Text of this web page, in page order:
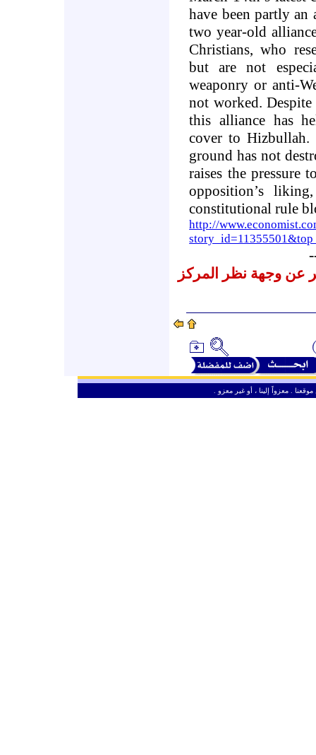
have been partly
two year-old
Christians, who
but are not
weaponry or anti-
not worked.
this alliance has
cover to
ground has not
raises the pressure
opposition’s
constitutional rule
http://
عن وجهة نظر المركز
. معزواً إلينا ، أو غير معزو .